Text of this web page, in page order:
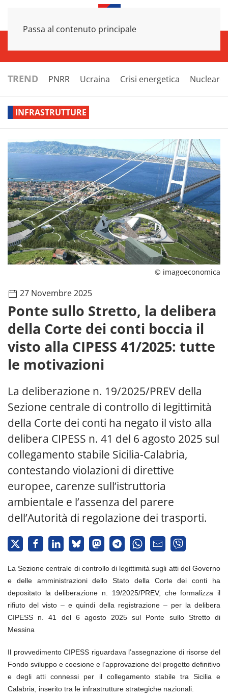
Passa al contenuto principale
TREND PNRR Ucraina Crisi energetica Nucleare
INFRASTRUTTURE
© imagoeconomica
27 Novembre 2025
Ponte sullo Stretto, la delibera
della Corte dei conti boccia il
visto alla CIPESS 41/2025: tutte
le motivazioni
La deliberazione n. 19/2025/PREV della
Sezione centrale di controllo di legittimità
della Corte dei conti ha negato il visto alla
delibera CIPESS n. 41 del 6 agosto 2025 sul
collegamento stabile Sicilia-Calabria,
contestando violazioni di direttive
europee, carenze sull’istruttoria
ambientale e l’assenza del parere
dell’Autorità di regolazione dei trasporti.
La Sezione centrale di controllo di legittimità sugli atti del Governo
e delle amministrazioni dello Stato della Corte dei conti ha
depositato la deliberazione n. 19/2025/PREV, che formalizza il
rifiuto del visto – e quindi della registrazione – per la delibera
CIPESS n. 41 del 6 agosto 2025 sul Ponte sullo Stretto di
Messina
Il provvedimento CIPESS riguardava l’assegnazione di risorse del
Fondo sviluppo e coesione e l’approvazione del progetto definitivo
e degli atti connessi per il collegamento stabile tra Sicilia e
Calabria, inserito tra le infrastrutture strategiche nazionali.